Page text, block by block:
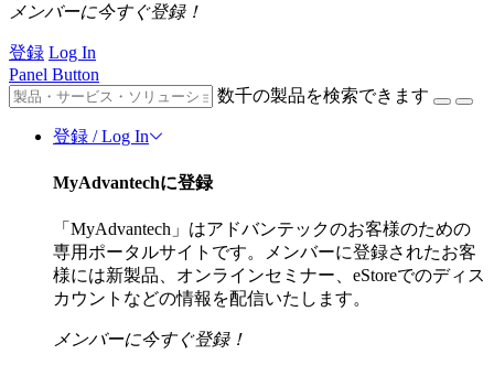
メンバーに今すぐ登録！
登録 Log In
Panel Button
数千の製品を検索できます
登録 / Log In
MyAdvantechに登録
「MyAdvantech」はアドバンテックのお客様のための
専用ポータルサイトです。メンバーに登録されたお客
様には新製品、オンラインセミナー、eStoreでのディス
カウントなどの情報を配信いたします。
メンバーに今すぐ登録！